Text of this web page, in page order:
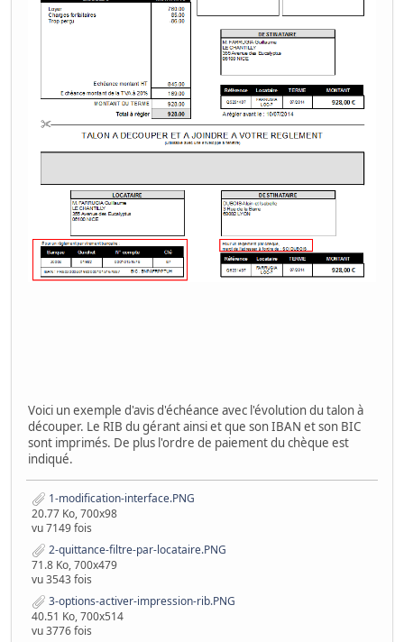
Voici un exemple d'avis d'échéance avec l'évolution du talon à
découper. Le RIB du gérant ainsi et que son IBAN et son BIC
sont imprimés. De plus l'ordre de paiement du chèque est
indiqué.
1-modification-interface.PNG
20.77 Ko, 700x98
vu 7149 fois
2-quittance-filtre-par-locataire.PNG
71.8 Ko, 700x479
vu 3543 fois
3-options-activer-impression-rib.PNG
40.51 Ko, 700x514
vu 3776 fois